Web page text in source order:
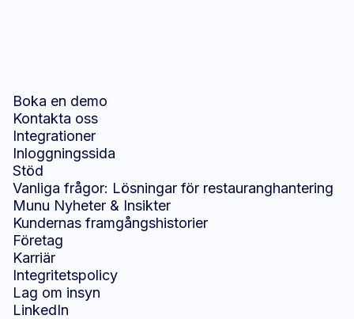
Boka en demo
Kontakta oss
Integrationer
Inloggningssida
Stöd
Vanliga frågor: Lösningar för restauranghantering
Munu Nyheter & Insikter
Kundernas framgångshistorier
Företag
Karriär
Integritetspolicy
Lag om insyn
LinkedIn